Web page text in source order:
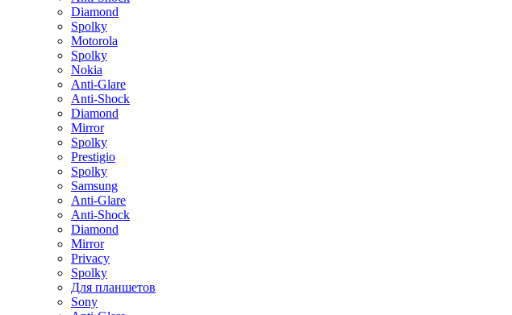
Diamond
Spolky
Motorola
Spolky
Nokia
Anti-Glare
Anti-Shock
Diamond
Mirror
Spolky
Prestigio
Spolky
Samsung
Anti-Glare
Anti-Shock
Diamond
Mirror
Privacy
Spolky
Для планшетов
Sony